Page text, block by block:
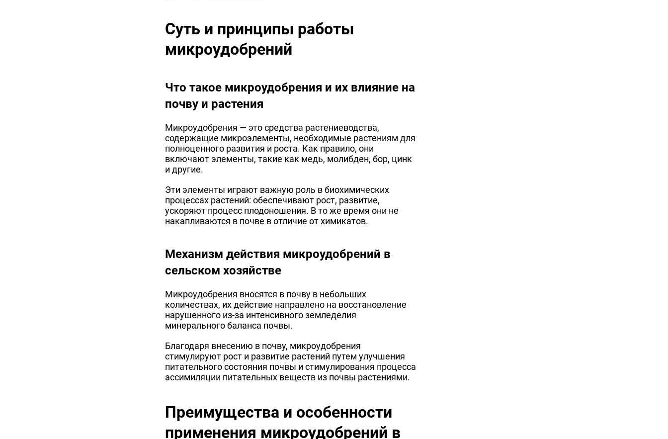
Суть и принципы работы
микроудобрений
Что такое микроудобрения и их влияние на
почву и растения
Микроудобрения — это средства растениеводства,
содержащие микроэлементы, необходимые растениям для
полноценного развития и роста. Как правило, они
включают элементы, такие как медь, молибден, бор, цинк
и другие.
Эти элементы играют важную роль в биохимических
процессах растений: обеспечивают рост, развитие,
ускоряют процесс плодоношения. В то же время они не
накапливаются в почве в отличие от химикатов.
Механизм действия микроудобрений в
сельском хозяйстве
Микроудобрения вносятся в почву в небольших
количествах, их действие направлено на восстановление
нарушенного из-за интенсивного земледелия
минерального баланса почвы.
Благодаря внесению в почву, микроудобрения
стимулируют рост и развитие растений путем улучшения
питательного состояния почвы и стимулирования процесса
ассимиляции питательных веществ из почвы растениями.
Преимущества и особенности
применения микроудобрений в